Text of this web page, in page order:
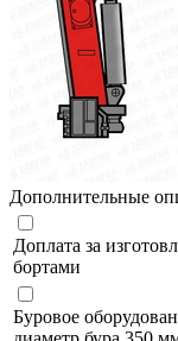
Дополнительные
Доплата за
бортами
Буровое